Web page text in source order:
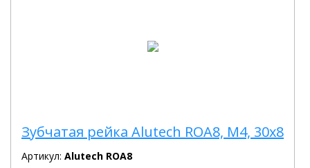
Зубчатая рейка Alutech ROA8, М4, 30х8
Артикул: Alutech ROA8